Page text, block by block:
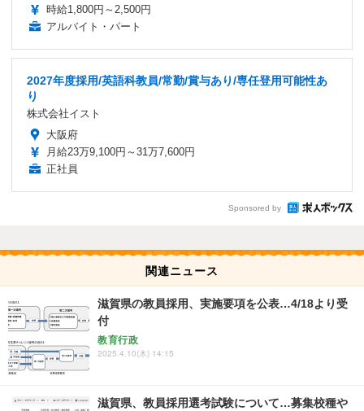
時給1,800円～2,500円
アルバイト・パート
2027年度採用/英語科教員/常勤/賞与あり/専任登用可能性あ
り
株式会社イスト
大阪府
月給23万9,100円～31万7,600円
正社員
Sponsored by
関連ニュース
滋賀県の教員採用、実施要項を公表…4/18より受
付
教育行政
2025.4.10(木) 14:15
滋賀県、教員採用選考試験について…募集校種や